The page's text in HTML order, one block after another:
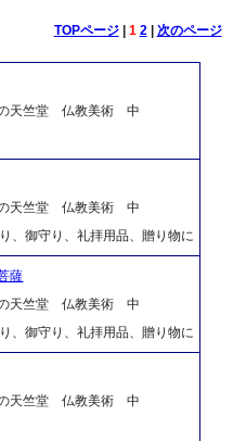
TOPページ| 1 2| 次のページ
天竺堂 仏教美術 中
天竺堂 仏教美術 中
、御守り、礼拝用品、贈り物に
薩
天竺堂 仏教美術 中
、御守り、礼拝用品、贈り物に
天竺堂 仏教美術 中